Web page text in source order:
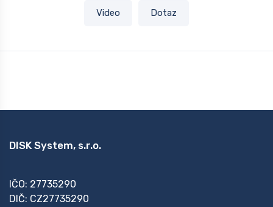
Video Dotaz
DISK System, s.r.o.
IČO: 27735290
DIČ: CZ27735290